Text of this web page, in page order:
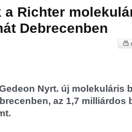
a Richter
Debrecenben
Nyrt. új molekuláris
az 1,7 milliárdos